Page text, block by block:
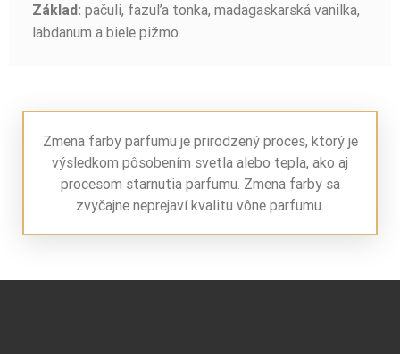
Základ: pačuli, fazuľa tonka, madagaskarská vanilka,
labdanum a biele pižmo.
Zmena farby parfumu je prirodzený proces, ktorý je
výsledkom pôsobením svetla alebo tepla, ako aj
procesom starnutia parfumu. Zmena farby sa
zvyčajne neprejaví kvalitu vône parfumu.